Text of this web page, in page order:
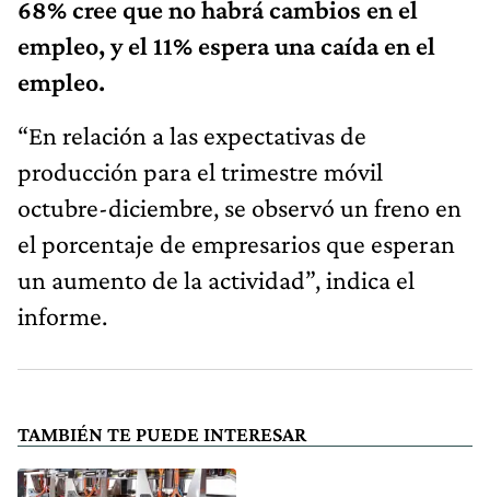
68% cree que no habrá cambios en el
empleo, y el 11% espera una caída en el
empleo.
“En relación a las expectativas de
producción para el trimestre móvil
octubre-diciembre, se observó un freno en
el porcentaje de empresarios que esperan
un aumento de la actividad”, indica el
informe.
TAMBIÉN TE PUEDE INTERESAR